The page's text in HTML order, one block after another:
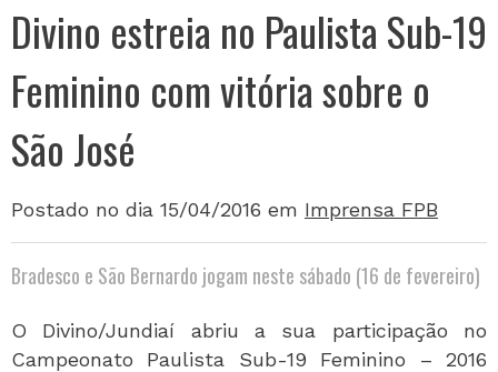
Divino estreia no Paulista Sub-19
Feminino com vitória sobre o
São José
Postado no dia 15/04/2016 em Imprensa FPB
Bradesco e São Bernardo jogam neste sábado (16 de fevereiro)
O Divino/Jundiaí abriu a sua participação no
Campeonato Paulista Sub-19 Feminino – 2016